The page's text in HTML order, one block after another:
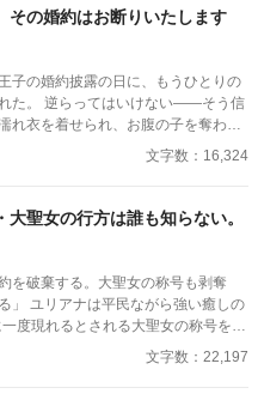
ろしくスピーディーな王権強奪（セ
せん。後味爽快な論破劇をお楽しみ
ーーーーーーーーーー
ついて】 本作は「ですよね！シリー
と婚約破棄した王子、「ですよ
その婚約はお断りいたします
子の婚約披露の日に、もうひとりの
た。 逆らってはいけない――そう信
れ衣を着せられ、お腹の子を奪わ
き取った。 けれど目を開けると、そ
が、巻き戻っていた。 今度は、飲み
ている。 「その婚約、謹んでお断り
する令嬢に、二度は負けない。そし
いた場所で、ずっとわたくしを見
運命に流されるだけだったわたくし
物語。
文字数：16,324
大聖女の行方は誰も知らない。
を破棄する。大聖女の称号も剥奪
しの
度現れるとされる大聖女の称号を得
ドと共に魔物討伐に邁進する日々を
文字数：22,197